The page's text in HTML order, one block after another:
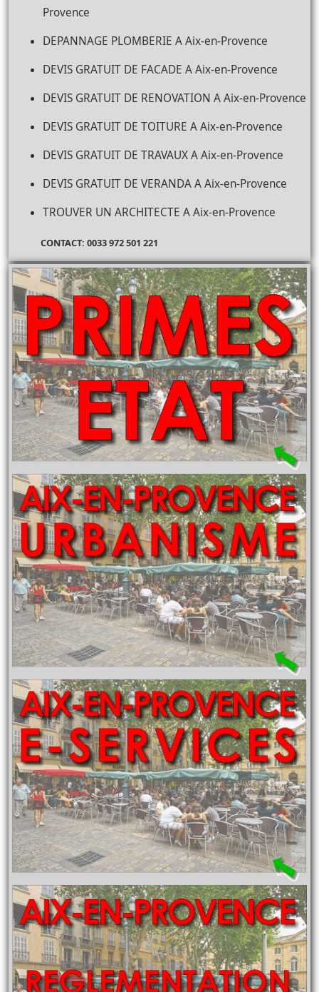
Provence
DEPANNAGE PLOMBERIE A Aix-en-Provence
DEVIS GRATUIT DE FACADE A Aix-en-Provence
DEVIS GRATUIT DE RENOVATION A Aix-en-Provence
DEVIS GRATUIT DE TOITURE A Aix-en-Provence
DEVIS GRATUIT DE TRAVAUX A Aix-en-Provence
DEVIS GRATUIT DE VERANDA A Aix-en-Provence
TROUVER UN ARCHITECTE A Aix-en-Provence
CONTACT: 0033 972 501 221